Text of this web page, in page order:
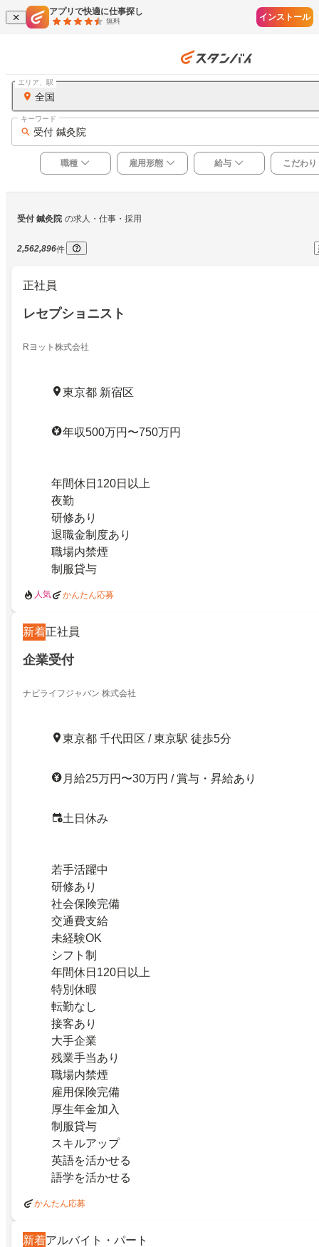
アプリで快適に仕事探し
無料 インストール
全国
エリア、駅
受付 鍼灸院
キーワード
職種 雇用形態 給与 こだわり
受付 鍼灸院 の求人・仕事・採用
2,562,896件
正社員
レセプショニスト
Rヨット株式会社
東京都 新宿区
年収500万円〜750万円
年間休日120日以上
夜勤
研修あり
退職金制度あり
職場内禁煙
制服貸与
人気 かんたん応募
新着正社員
企業受付
ナビライフジャパン 株式会社
東京都 千代田区 / 東京駅 徒歩5分
月給25万円〜30万円 / 賞与・昇給あり
土日休み
若手活躍中
研修あり
社会保険完備
交通費支給
未経験OK
シフト制
年間休日120日以上
特別休暇
転勤なし
接客あり
大手企業
残業手当あり
職場内禁煙
雇用保険完備
厚生年金加入
制服貸与
スキルアップ
英語を活かせる
語学を活かせる
かんたん応募
新着アルバイト・パート